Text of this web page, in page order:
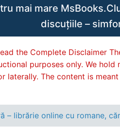
mai mare
discuțiile –
the Complete Disclaimer
purposes only. We
laterally. The content is
– librărie online cu romane,